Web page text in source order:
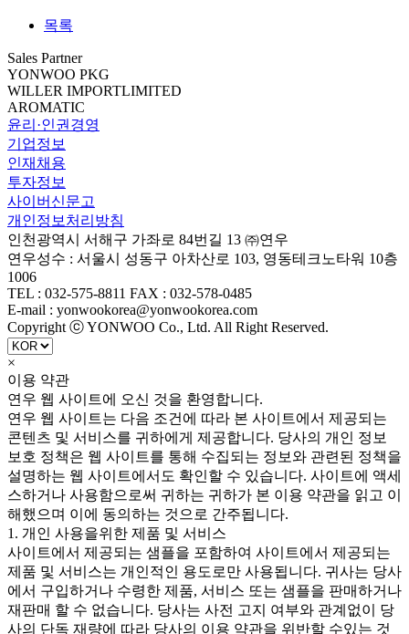
목록
Sales Partner
YONWOO PKG
WILLER IMPORTLIMITED
AROMATIC
윤리·인권경영
기업정보
인재채용
투자정보
사이버신문고
개인정보처리방침
인천광역시 서해구 가좌로 84번길 13 ㈜연우
연우성수 : 서울시 성동구 아차산로 103, 영동테크노타워 10층
1006
TEL : 032-575-8811 FAX : 032-578-0485
E-mail : yonwookorea@yonwookorea.com
Copyright ⓒ YONWOO Co., Ltd. All Right Reserved.
×
이용 약관
연우 웹 사이트에 오신 것을 환영합니다.
연우 웹 사이트는 다음 조건에 따라 본 사이트에서 제공되는
콘텐츠 및 서비스를 귀하에게 제공합니다. 당사의 개인 정보
보호 정책은 웹 사이트를 통해 수집되는 정보와 관련된 정책을
설명하는 웹 사이트에서도 확인할 수 있습니다. 사이트에 액세
스하거나 사용함으로써 귀하는 귀하가 본 이용 약관을 읽고 이
해했으며 이에 동의하는 것으로 간주됩니다.
1. 개인 사용을위한 제품 및 서비스
사이트에서 제공되는 샘플을 포함하여 사이트에서 제공되는
제품 및 서비스는 개인적인 용도로만 사용됩니다. 귀사는 당사
에서 구입하거나 수령한 제품, 서비스 또는 샘플을 판매하거나
재판매 할 수 없습니다. 당사는 사전 고지 여부와 관계없이 당
사의 단독 재량에 따라 당사의 이용 약관을 위반할 수있는 것